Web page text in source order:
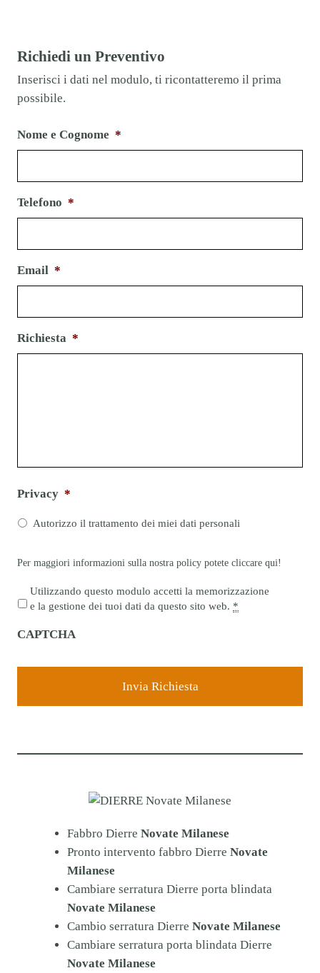
Richiedi un Preventivo
Inserisci i dati nel modulo, ti ricontatteremo il prima
possibile.
Nome e Cognome *
Telefono *
Email *
Richiesta *
Privacy *
Autorizzo il trattamento dei miei dati personali
Per maggiori informazioni sulla nostra policy potete cliccare qui!
r
v
c
Utilizzando questo modulo accetti la memorizzazione
e la gestione dei tuoi dati da questo sito web. *
CAPTCHA
Fabbro Dierre Novate Milanese
Pronto intervento fabbro Dierre Novate
Milanese
Cambiare serratura Dierre porta blindata
Novate Milanese
Cambio serratura Dierre Novate Milanese
Cambiare serratura porta blindata Dierre
Novate Milanese